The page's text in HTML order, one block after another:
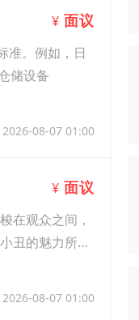
¥ 面议
准。例如，日
储设备
2026-08-07 01:00
¥ 面议
在观众之间，
丑的魅力所吸
2026-08-07 01:00